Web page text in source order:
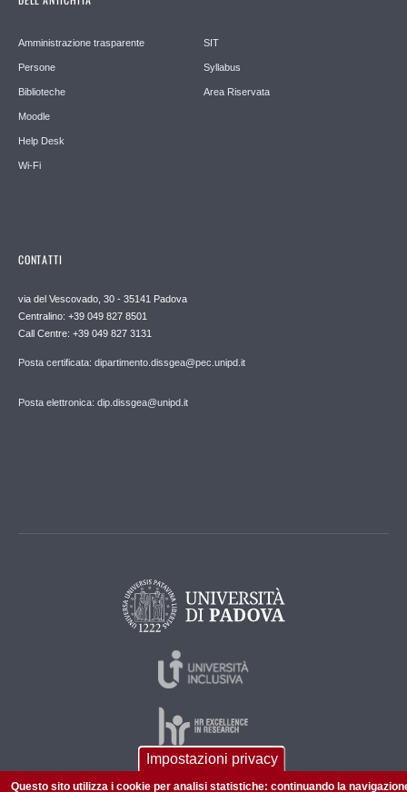
Amministrazione trasparente
Persone
Biblioteche
Moodle
Help Desk
Wi-Fi
SIT
Syllabus
Area Riservata
CONTATTI
via del Vescovado, 30 - 35141 Padova
Centralino: +39 049 827 8501
Call Centre: +39 049 827 3131
Posta certificata: dipartimento.dissgea@pec.unipd.it
Posta elettronica: dip.dissgea@unipd.it
Impostazioni privacy
Questo sito utilizza i cookie per analisi statistiche: continuando la